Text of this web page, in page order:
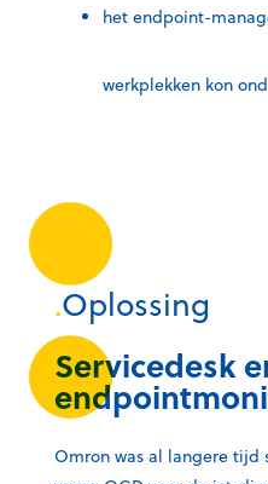
het endpoint-
werkplekken kon
.Oplossing
Servicedesk
Omron was al langere